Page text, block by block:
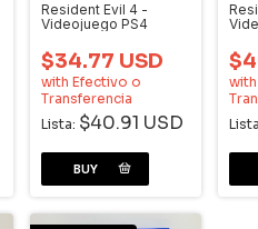
Resident Evil 4 -
Videojuego PS4
$34.77 USD
with Efectivo o
Transferencia
Lista: $40.91 USD
with